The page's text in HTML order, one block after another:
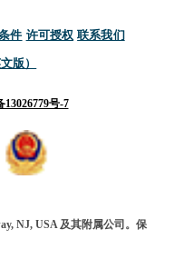
件 许可授权 联系我们
版）
13026779号-7
NJ, USA 及其附属公司。保